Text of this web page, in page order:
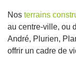
Nos terrains
au centre-ville, ou
André, Plurien,
offrir un cadre de